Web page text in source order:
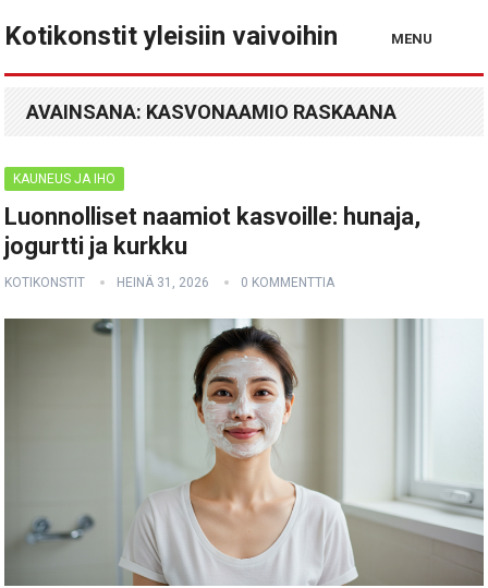
Kotikonstit yleisiin vaivoihin MENU
AVAINSANA: KASVONAAMIO RASKAANA
KAUNEUS JA IHO
Luonnolliset naamiot kasvoille: hunaja,
jogurtti ja kurkku
KOTIKONSTIT HEINÄ 31, 2026 0 KOMMENTTIA